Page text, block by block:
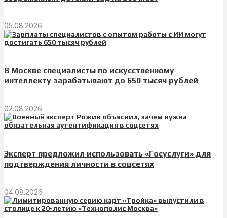
05.08.2026
В Москве специалисты по искусственному
интеллекту зарабатывают до 650 тысяч рублей
02.08.2026
Эксперт предложил использовать «Госуслуги» для
подтверждения личности в соцсетях
04.08.2026